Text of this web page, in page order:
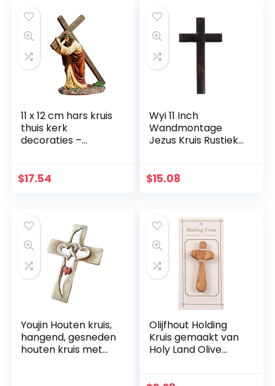
meditatie
geschenk
decoratie
11 x 12 cm hars kruis
thuis kerk
decoraties –
decoratie – plank
vieringen
$17.54
Wyi 11 Inch
Wandmontage
Jezus Kruis Rustieke
Zwart Heilige Jezus
Decoratie
$15.08
Youjin Houten kruis,
hangend, gesneden
houten kruis met
Olijfhout Holding
Kruis gemaakt van
Holy Land Olive